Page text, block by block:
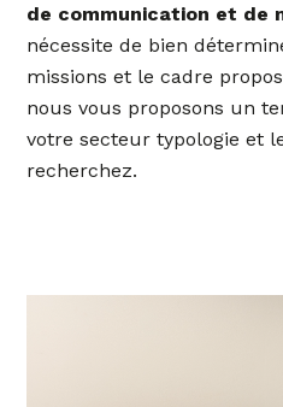
de communication et de
nécessite de bien
missions et le cadre
nous vous proposons un
votre secteur typologie et
recherchez.